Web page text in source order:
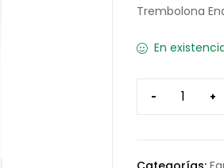
Trembolona
En
- +